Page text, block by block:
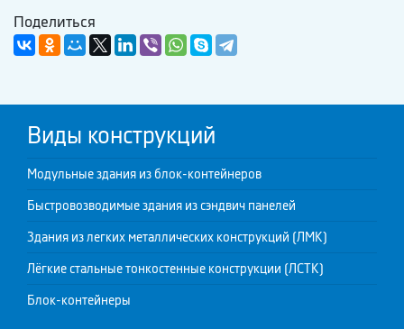
Поделиться
Виды конструкций
Модульные здания из блок-контейнеров
Быстровозводимые здания из сэндвич панелей
Здания из легких металлических конструкций (ЛМК)
Лёгкие стальные тонкостенные конструкции (ЛСТК)
Блок-контейнеры